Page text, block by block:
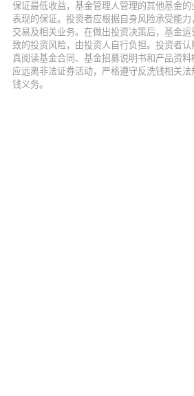
保证最低收益，基金管理人管理的其他基金
表现的保证。投资者应根据自身风险承受能
交易及相关业务。在做出投资决策后，基金运
致的投资风险，由投资人自行负担。投资者
真阅读基金合同、基金招募说明书和产品资
应远离非法证券活动，严格遵守反洗钱相关
钱义务。